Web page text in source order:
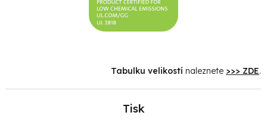
Tabulku velikostí naleznete >>> ZDE.
Tisk